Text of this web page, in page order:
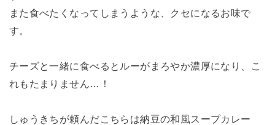
また食べたくなってしまうような、クセになるお味で
す。
チーズと一緒に食べるとルーがまろやか濃厚になり、こ
れもたまりません…！
しゅうきちが頼んだこちらは納豆の和風スープカレー